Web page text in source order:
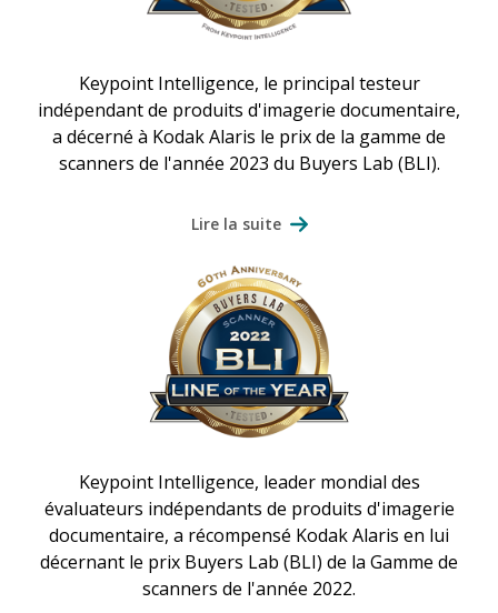
Keypoint Intelligence, le principal testeur
indépendant de produits d'imagerie documentaire,
a décerné à Kodak Alaris le prix de la gamme de
scanners de l'année 2023 du Buyers Lab (BLI).
Lire la suite
Keypoint Intelligence, leader mondial des
évaluateurs indépendants de produits d'imagerie
documentaire, a récompensé Kodak Alaris en lui
décernant le prix Buyers Lab (BLI) de la Gamme de
scanners de l'année 2022.